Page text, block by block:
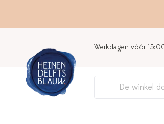
Werkdagen vóór